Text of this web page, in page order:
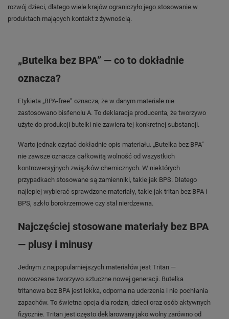
rozwój dzieci, dlatego wiele krajów ograniczyło jego stosowanie w
produktach mających kontakt z żywnością.
„Butelka bez BPA” — co to dokładnie
oznacza?
Etykieta „BPA-free” oznacza, że w danym materiale nie
zastosowano bisfenolu A. To deklaracja producenta, że tworzywo
użyte do produkcji butelki nie zawiera tej konkretnej substancji.
Warto jednak czytać dokładnie opis materiału. „Butelka bez BPA”
nie zawsze oznacza całkowitą wolność od wszystkich
kontrowersyjnych związków chemicznych. W niektórych
przypadkach stosowane są zamienniki, takie jak BPS. Dlatego
najlepiej wybierać sprawdzone materiały, takie jak tritan bez BPA i
BPS, szkło borokrzemowe czy stal nierdzewna.
Najczęściej stosowane materiały bez BPA
— plusy i minusy
Jednym z najpopularniejszych materiałów jest Tritan —
nowoczesne tworzywo sztuczne nowej generacji. Butelka
tritanowa bez BPA jest lekka, odporna na uderzenia i nie pochłania
zapachów. To świetna opcja dla rodzin, dzieci oraz osób aktywnych
fizycznie. Tritan jest często deklarowany jako wolny zarówno od